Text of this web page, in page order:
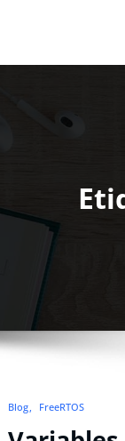
Blog FreeRTOS